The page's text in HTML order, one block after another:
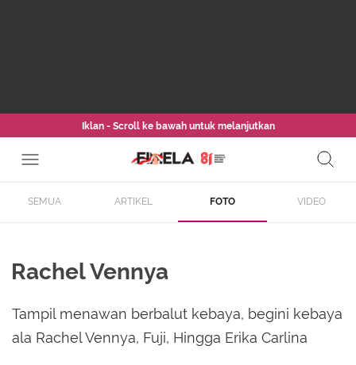
Iklan - Scroll ke bawah untuk melanjutkan
SEMUA ARTIKEL FOTO VIDEO
Rachel Vennya
Tampil menawan berbalut kebaya, begini kebaya
ala Rachel Vennya, Fuji, Hingga Erika Carlina